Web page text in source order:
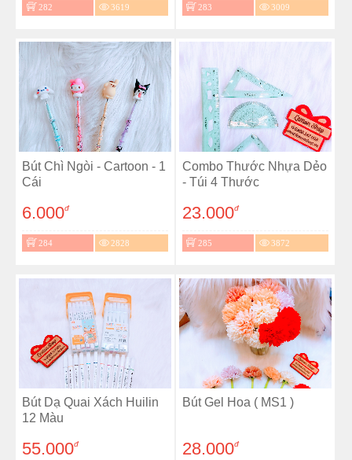
282 3619 283 3009
Bút Chì Ngòi - Cartoon - 1
Cái
6.000đ
284 2828
Combo Thước Nhựa Dẻo
- Túi 4 Thước
23.000đ
285 3872
Bút Dạ Quai Xách Huilin
12 Màu
55.000đ
Bút Gel Hoa ( MS1 )
28.000đ